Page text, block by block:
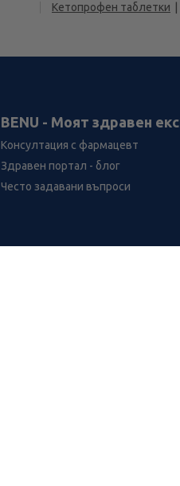
Кетопрофен таблетки
BENU - Моят здравен
Консултация с фармацевт
Здравен портал - блог
Често задавани въпроси